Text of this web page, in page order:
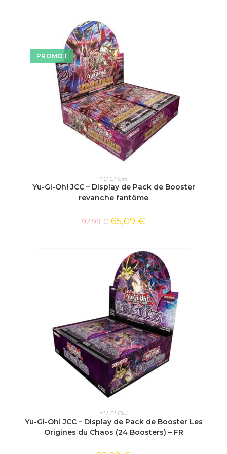
PROMO !
AJOUTER AU PANIER
YU GI OH
Yu-Gi-Oh! JCC – Display de Pack de Booster
revanche fantôme
92,99€ 65,09 €
AJOUTER AU PANIER
YU GI OH
Yu-Gi-Oh! JCC – Display de Pack de Booster Les
Origines du Chaos (24 Boosters) – FR